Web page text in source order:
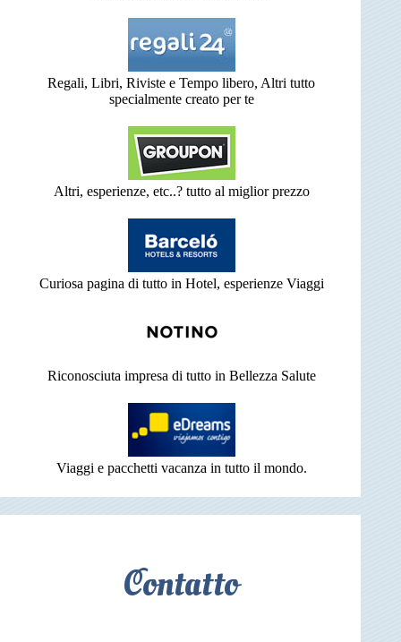
Regali, Libri, Riviste e Tempo libero, Altri tutto
specialmente creato per te
Altri, esperienze, etc..? tutto al miglior prezzo
Curiosa pagina di tutto in Hotel, esperienze Viaggi
Riconosciuta impresa di tutto in Bellezza Salute
Viaggi e pacchetti vacanza in tutto il mondo.
Contatto